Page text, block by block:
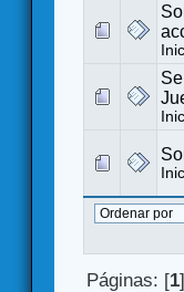
Páginas: [1]